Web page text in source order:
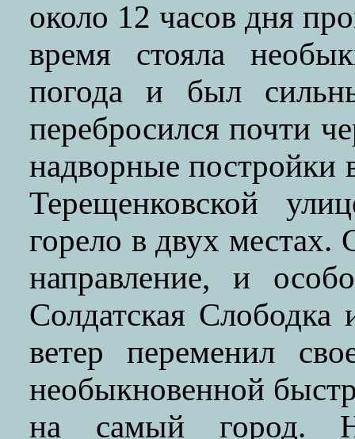
около 12 часов дня
время стояла
погода и был
перебросился почти
надворные постройки
Терещенковской
горело в двух местах.
направление, и
Солдатская
ветер переменил
необыкновенной
на самый город.